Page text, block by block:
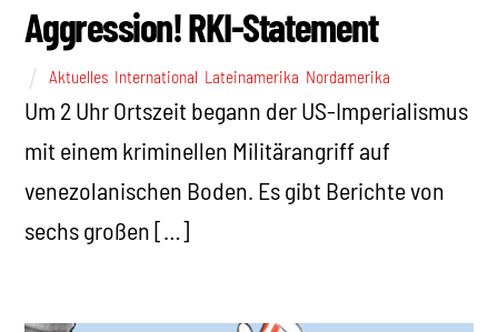
Aggression! RKI-Statement
Aktuelles International Lateinamerika Nordamerika
Um 2 Uhr Ortszeit begann der US-Imperialismus
mit einem kriminellen Militärangriff auf
venezolanischen Boden. Es gibt Berichte von
sechs großen […]